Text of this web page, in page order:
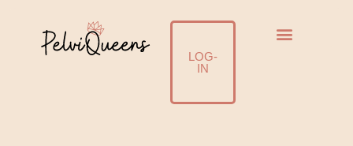
LOG-
IN
☀️SUMMER SALE - 50% mit
Jetzt einlösen!